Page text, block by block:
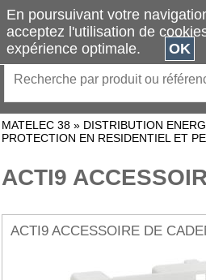
MATELEC 38 » DISTRIBUTION
PROTECTION EN RESIDENTIEL ET
ACTI9
ACTI9 ACCESSOIRE DE
En poursuivant votre
acceptez l'utilisation de
expérience optimale.
OK